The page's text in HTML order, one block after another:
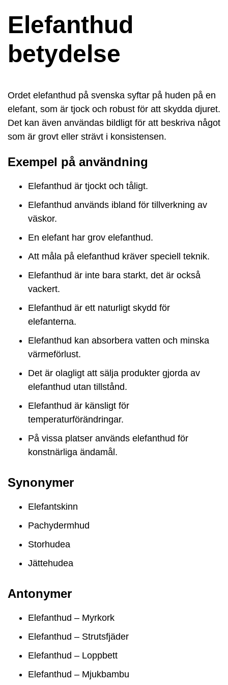
Elefanthud
betydelse
Ordet elefanthud på svenska syftar på huden på en
elefant, som är tjock och robust för att skydda djuret.
Det kan även användas bildligt för att beskriva något
som är grovt eller strävt i konsistensen.
Exempel på användning
Elefanthud är tjockt och tåligt.
Elefanthud används ibland för tillverkning av
väskor.
En elefant har grov elefanthud.
Att måla på elefanthud kräver speciell teknik.
Elefanthud är inte bara starkt, det är också
vackert.
Elefanthud är ett naturligt skydd för
elefanterna.
Elefanthud kan absorbera vatten och minska
värmeförlust.
Det är olagligt att sälja produkter gjorda av
elefanthud utan tillstånd.
Elefanthud är känsligt för
temperaturförändringar.
På vissa platser används elefanthud för
konstnärliga ändamål.
Synonymer
Elefantskinn
Pachydermhud
Storhudea
Jättehudea
Antonymer
Elefanthud – Myrkork
Elefanthud – Strutsfjäder
Elefanthud – Loppbett
Elefanthud – Mjukbambu